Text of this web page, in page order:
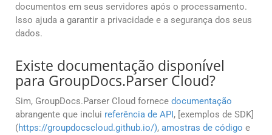
documentos em seus servidores após o processamento.
Isso ajuda a garantir a privacidade e a segurança dos seus
dados.
Existe documentação disponível
para GroupDocs.Parser Cloud?
Sim, GroupDocs.Parser Cloud fornece documentação
abrangente que inclui referência de API, [exemplos de SDK]
(https://groupdocscloud.github.io/), amostras de código e